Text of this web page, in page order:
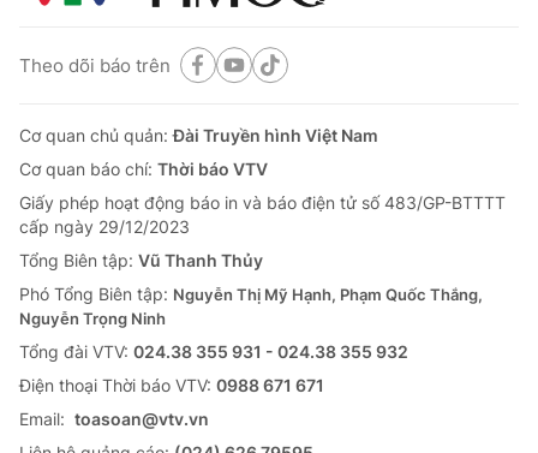
Theo dõi báo trên
Cơ quan chủ quản:Đài Truyền hình Việt Nam
Cơ quan báo chí: Thời báo VTV
Giấy phép hoạt động báo in và báo điện tử số 483/GP-BTTTT
cấp ngày 29/12/2023
Tổng Biên tập: Vũ Thanh Thủy
Phó Tổng Biên tập: Nguyễn Thị Mỹ Hạnh, Phạm Quốc Thắng,
Nguyễn Trọng Ninh
Tổng đài VTV: 024.38 355 931 - 024.38 355 932
Ðiện thoại Thời báo VTV: 0988 671 671
Email: toasoan@vtv.vn